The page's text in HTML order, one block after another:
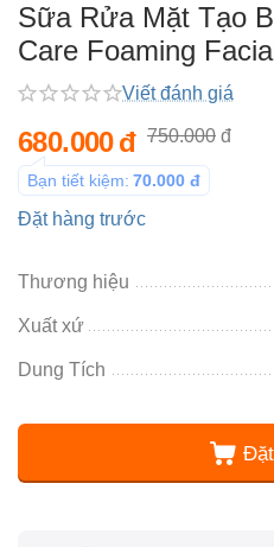
Sữa Rửa Mặt Tạo
Care Foaming
Viết đánh giá
680.000đ 750.000 đ
Bạn tiết kiệm: 70.000 đ
Đặt hàng trước
Thương hiệu
Xuất xứ
Dung Tích